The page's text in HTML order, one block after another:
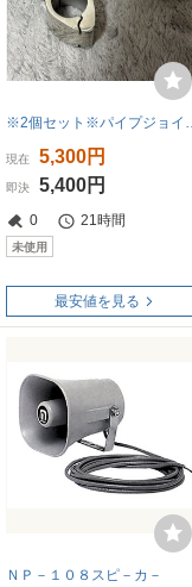
※2個セット※パイプジョイン
現在 5,300円
即決 5,400円
0 21時間
未使用
最安値を見る
ＮＰ－１０８スピ－カ－